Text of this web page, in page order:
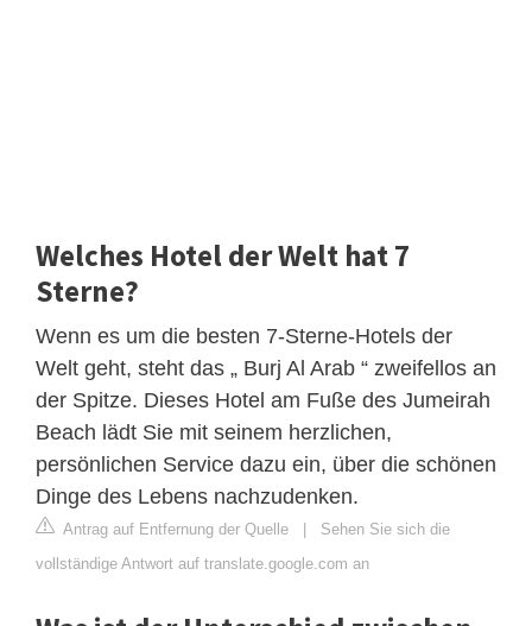
Welches Hotel der Welt hat 7
Sterne?
Wenn es um die besten 7-Sterne-Hotels der
Welt geht, steht das „ Burj Al Arab “ zweifellos an
der Spitze. Dieses Hotel am Fuße des Jumeirah
Beach lädt Sie mit seinem herzlichen,
persönlichen Service dazu ein, über die schönen
Dinge des Lebens nachzudenken.
Antrag auf Entfernung der Quelle | Sehen Sie sich die
vollständige Antwort auf translate.google.com an